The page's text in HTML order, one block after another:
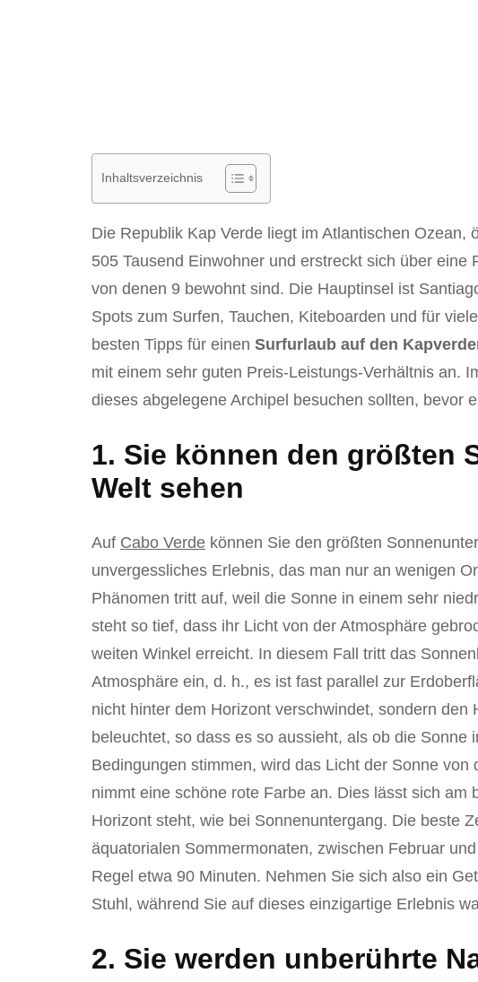
Inhaltsverzeichnis
Die Republik Kap Verde liegt im Atlantischen
505 Tausend Einwohner und erstreckt sich über eine
von denen 9 bewohnt sind. Die Hauptinsel ist
Spots zum Surfen, Tauchen, Kiteboarden und für
besten Tipps für einen Surfurlaub auf den
mit einem sehr guten Preis-Leistungs-Verhältnis an.
dieses abgelegene Archipel besuchen sollten, bevor
1. Sie können den größten
Welt sehen
Auf Cabo Verde können Sie den größten
unvergessliches Erlebnis, das man nur an wenigen
Phänomen tritt auf, weil die Sonne in einem sehr
steht so tief, dass ihr Licht von der Atmosphäre
weiten Winkel erreicht. In diesem Fall tritt das
Atmosphäre ein, d. h., es ist fast parallel zur
nicht hinter dem Horizont verschwindet, sondern den
beleuchtet, so dass es so aussieht, als ob die
Bedingungen stimmen, wird das Licht der Sonne
nimmt eine schöne rote Farbe an. Dies lässt sich am
Horizont steht, wie bei Sonnenuntergang. Die beste
äquatorialen Sommermonaten, zwischen Februar
Regel etwa 90 Minuten. Nehmen Sie sich also ein
Stuhl, während Sie auf dieses einzigartige Erlebnis
2. Sie werden unberührte